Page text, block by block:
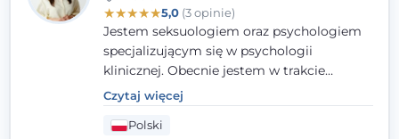
★★★★★5,0(3 opinie)
Jestem seksuologiem oraz psychologiem
specjalizującym się w psychologii
klinicznej. Obecnie jestem w trakcie
szkolenia na psychoterapeutę
systemowego. Posiadam status członka
nadzwyczajnego Wielkopolskiego
Czytaj więcej
Polski